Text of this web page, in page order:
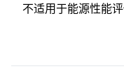
不适用于能源性能评